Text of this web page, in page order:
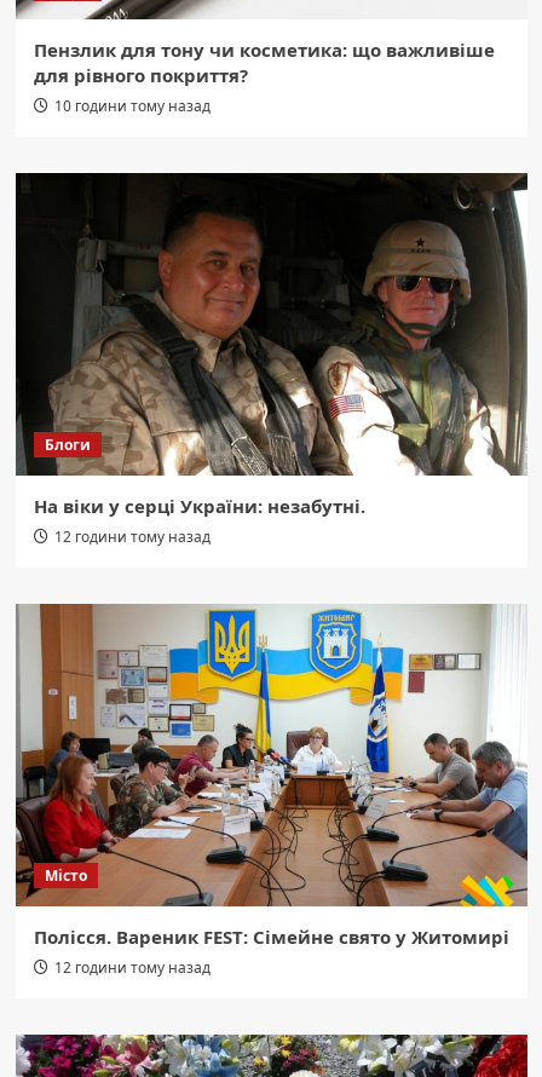
Пензлик для тону чи косметика: що важливіше
для рівного покриття?
10 години тому назад
Блоги
На віки у серці України: незабутні.
12 години тому назад
Місто
Полісся. Вареник FEST: Сімейне свято у Житомирі
12 години тому назад